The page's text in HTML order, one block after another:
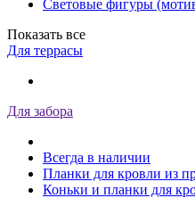
Световые фигуры
Показать все
Для террасы
Для забора
Всегда в наличии
Планки для кровли из
Коньки и планки для